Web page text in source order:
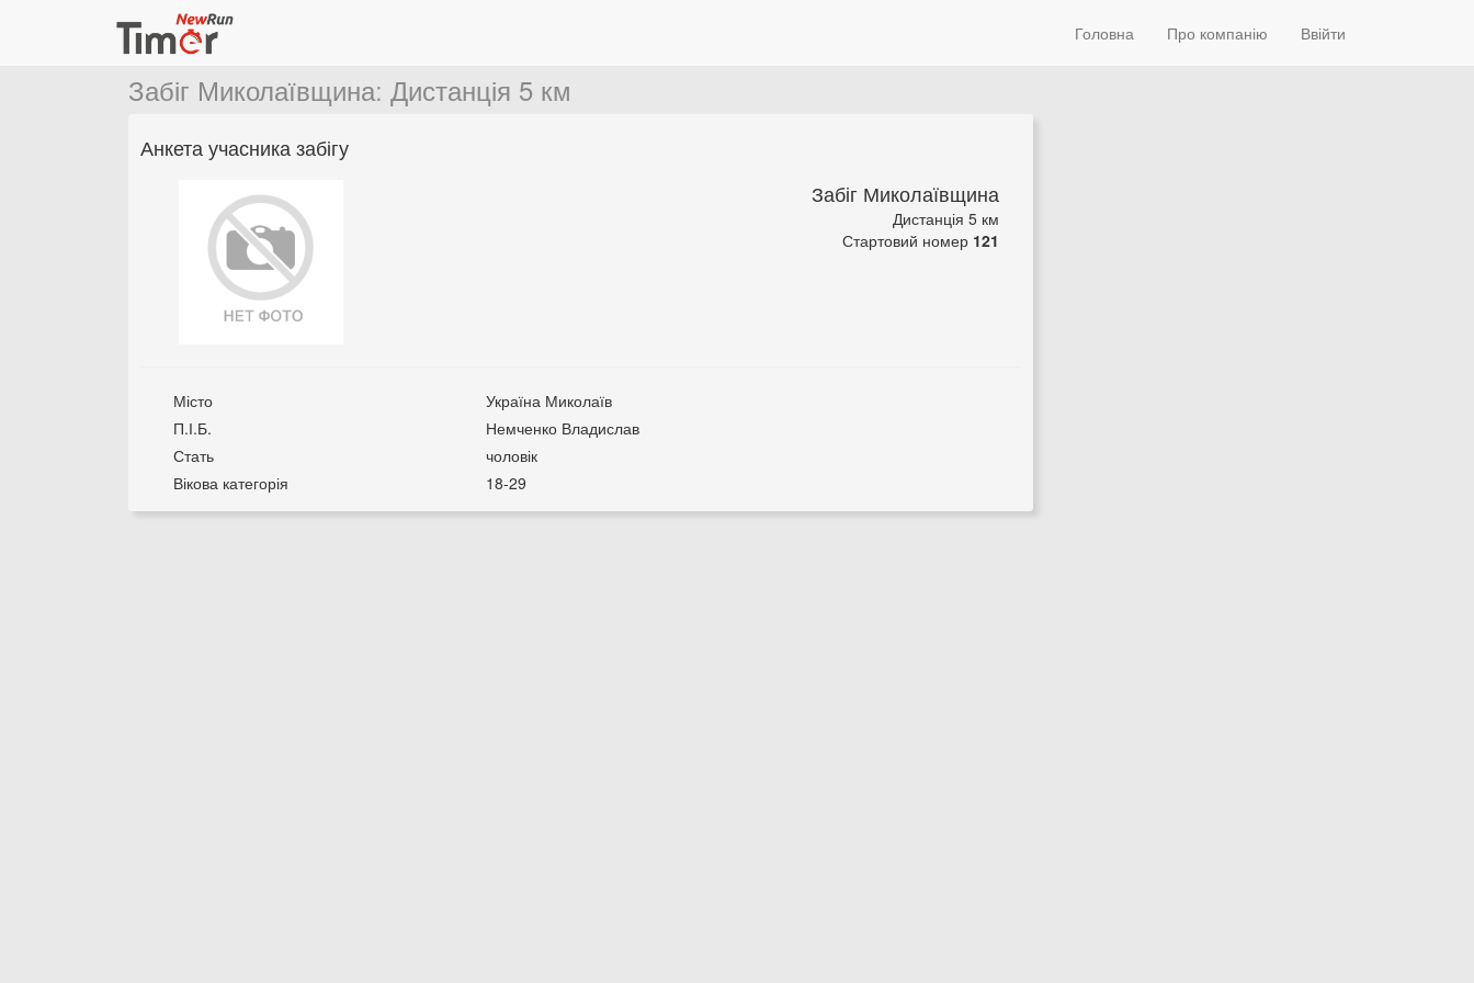
Головна Про компанію Ввійти
Забіг Миколаївщина: Дистанція 5 км
Анкета учасника забігу
Забіг Миколаївщина
Дистанція 5 км
Стартовий номер 121
Місто
Україна Миколаїв
П.І.Б.
Немченко Владислав
Стать
чоловік
Вікова категорія
18-29